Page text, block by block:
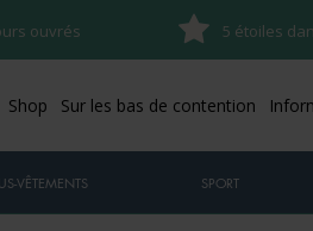
ouvrés 5 étoiles
Shop Sur les bas de contention
VÊTEMENTS SPORT